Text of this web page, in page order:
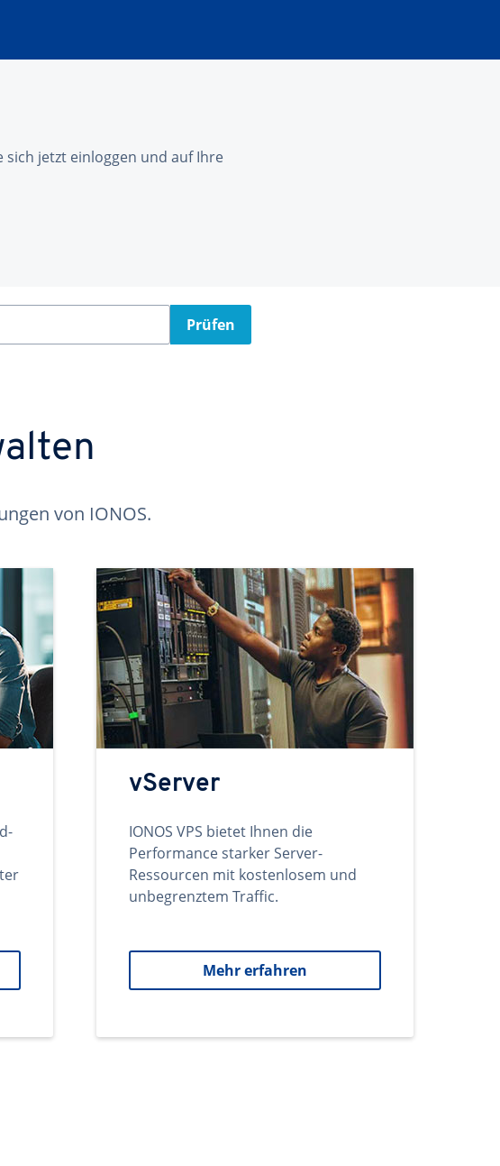
sich jetzt einloggen und auf Ihre
Prüfen
von IONOS.
vServer
IONOS VPS bietet Ihnen die
Performance starker Server-
Ressourcen mit kostenlosem und
unbegrenztem Traffic.
Mehr erfahren